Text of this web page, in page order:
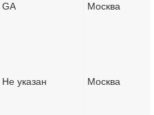
GA Москва
Не указан Москва